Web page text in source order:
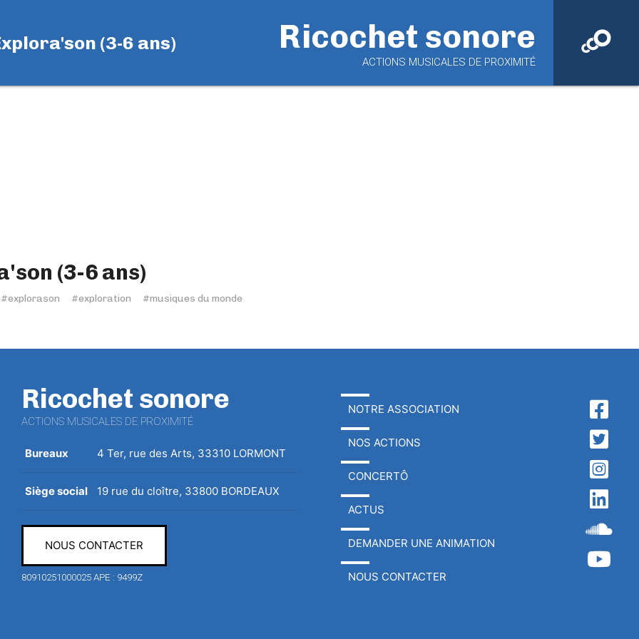
(3-6 ans) Ricochet sonore
ACTIONS MUSICALES DE PROXIMITÉ
(3-6 ans)
#explorason #exploration #musiques du monde
Ricochet sonore
ACTIONS MUSICALES DE PROXIMITÉ
Bureaux 4 Ter, rue des Arts, 33310 LORMONT
Siège social 19 rue du cloître, 33800 BORDEAUX
NOUS CONTACTER
80910251000025 APE : 9499Z
NOTRE ASSOCIATION
NOS ACTIONS
CONCERTÔ
ACTUS
DEMANDER UNE ANIMATION
NOUS CONTACTER